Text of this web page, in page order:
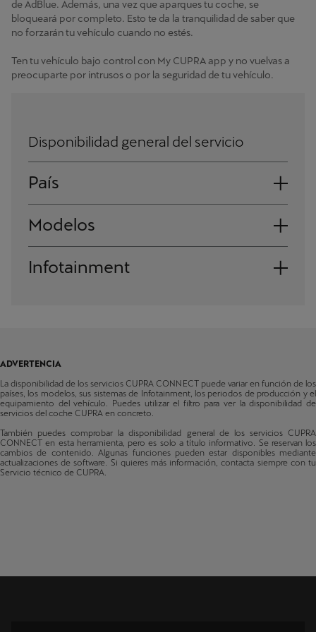
de AdBlue. Además, una vez que aparques tu coche, se
bloqueará por completo. Esto te da la tranquilidad de saber que
no forzarán tu vehículo cuando no estés.
Ten tu vehículo bajo control con My CUPRA app y no vuelvas a
preocuparte por intrusos o por la seguridad de tu vehículo.
Disponibilidad general del servicio
País
Austria
Suiza
Chipre
Chequia
Alemania
Modelos
Fabricado a partir de 08/2022
Fabricado a partir de 48/2020
Formentor
Terramar
Fabricado a partir de 35/2024
Infotainment
ADVERTENCIA
La disponibilidad de los servicios CUPRA CONNECT puede variar en función de los
países, los modelos, sus sistemas de Infotainment, los periodos de producción y el
equipamiento del vehículo. Puedes utilizar el filtro para ver la disponibilidad de
servicios del coche CUPRA en concreto.
También puedes comprobar la disponibilidad general de los servicios CUPRA
CONNECT en esta herramienta, pero es solo a título informativo. Se reservan los
cambios de contenido. Algunas funciones pueden estar disponibles mediante
actualizaciones de software. Si quieres más información, contacta siempre con tu
Servicio técnico de CUPRA.